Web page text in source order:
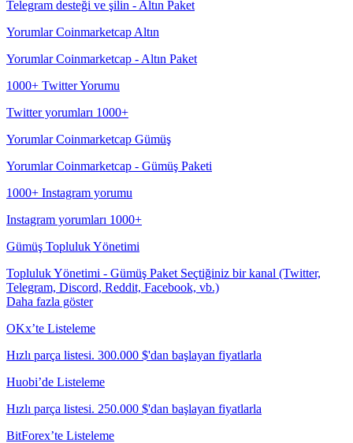
Telegram desteği ve şilin - Altın Paket
Yorumlar Coinmarketcap Altın
Yorumlar Coinmarketcap - Altın Paket
1000+ Twitter Yorumu
Twitter yorumları 1000+
Yorumlar Coinmarketcap Gümüş
Yorumlar Coinmarketcap - Gümüş Paketi
1000+ Instagram yorumu
Instagram yorumları 1000+
Gümüş Topluluk Yönetimi
Topluluk Yönetimi - Gümüş Paket Seçtiğiniz bir kanal (Twitter,
Telegram, Discord, Reddit, Facebook, vb.)
Daha fazla göster
OKx’te Listeleme
Hızlı parça listesi. 300.000 $'dan başlayan fiyatlarla
Huobi’de Listeleme
Hızlı parça listesi. 250.000 $'dan başlayan fiyatlarla
BitForex’te Listeleme